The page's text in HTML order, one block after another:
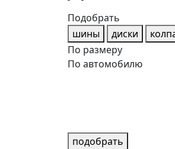
Подобрать
шины
диски
По размеру
По автомобилю
подобрать